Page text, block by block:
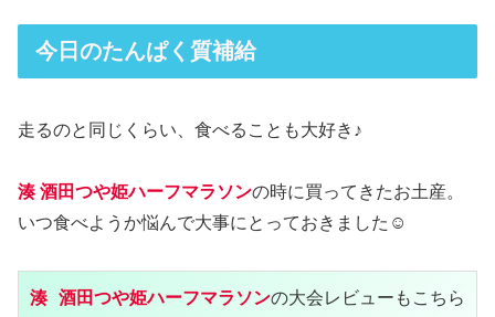
今日のたんぱく質補給
走るのと同じくらい、食べることも大好き♪
湊 酒田つや姫ハーフマラソンの時に買ってきたお土産。
いつ食べようか悩んで大事にとっておきました☺️
湊 酒田つや姫ハーフマラソンの大会レビューもこちら